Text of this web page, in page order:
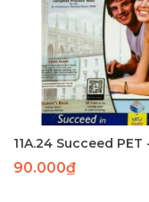
90.000₫